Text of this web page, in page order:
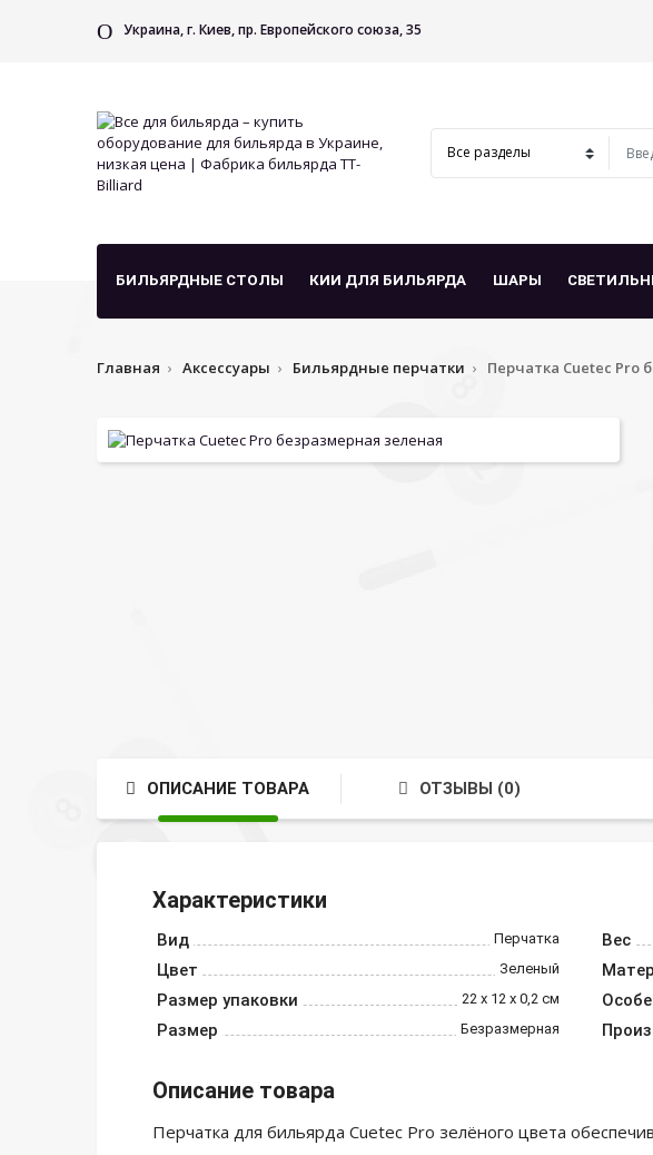
Украина, г. Киев, пр. Европейского союза, 35
БИЛЬЯРДНЫЕ СТОЛЫ КИИ ДЛЯ БИЛЬЯРДА ШАРЫ
Главная Аксессуары Бильярдные перчатки Перчатка Cuetec Pro
ОПИСАНИЕ ТОВАРА ОТЗЫВЫ (0)
Характеристики
Вид Перчатка
Цвет Зеленый
Размер упаковки 22 х 12 х 0,2 см
Размер Безразмерная
Вес
Описание товара
Перчатка для бильярда Cuetec Pro зелёного цвета